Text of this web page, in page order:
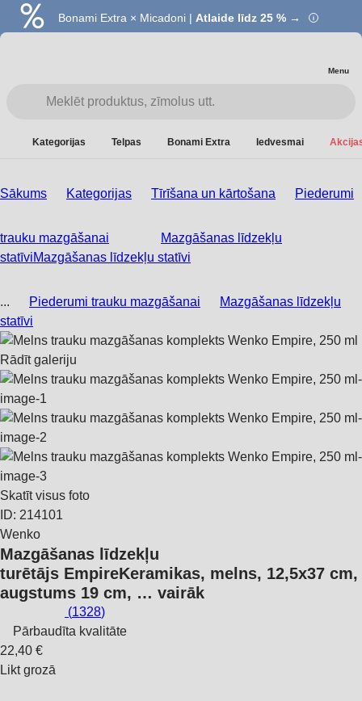
Bonami Extra × Micadoni | Atlaide līdz 25 % →
Menu
Kategorijas Telpas Bonami Extra Iedvesmai
Sākums Kategorijas Tīrīšana un kārtošana Piederumi
trauku mazgāšanai
Mazgāšanas līdzekļu
statīviMazgāšanas līdzekļu statīvi
... Piederumi trauku mazgāšanai
Mazgāšanas līdzekļu
statīvi
Rādīt galeriju
Skatīt visus foto
ID: 214101
Wenko
Mazgāšanas līdzekļu
turētājs EmpireKeramikas, melns, 12,5x37 cm,
augstums 19 cm, … vairāk
(1328)
Pārbaudīta kvalitāte
22,40 €
Likt grozā